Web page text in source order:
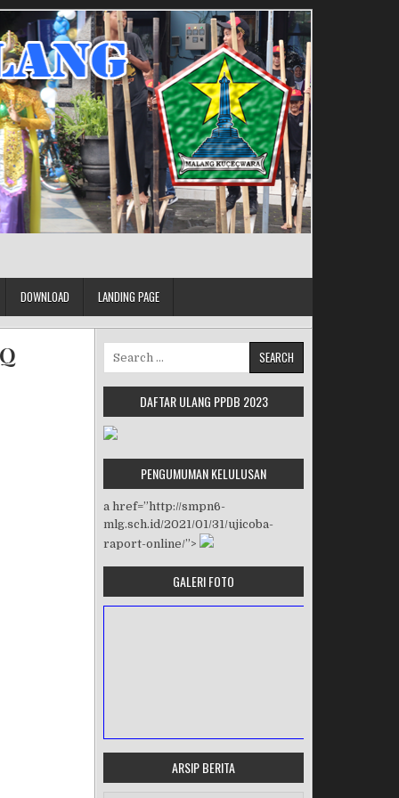
DOWNLOAD LANDING PAGE
Search for:
DAFTAR ULANG PPDB 2023
PENGUMUMAN KELULUSAN
a href=”http://smpn6-
mlg.sch.id/2021/01/31/ujicoba-
raport-online/”>
GALERI FOTO
ARSIP BERITA